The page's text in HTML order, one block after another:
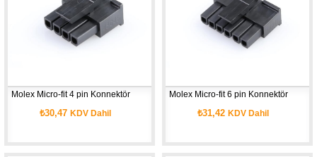
Molex Micro-fit 4 pin Konnektör
₺30,47 KDV Dahil
Molex Micro-fit 6 pin Konnektör
₺31,42 KDV Dahil